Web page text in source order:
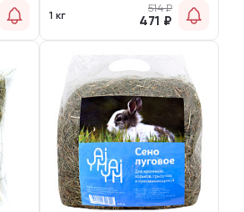
1 кг
514₽
471 ₽